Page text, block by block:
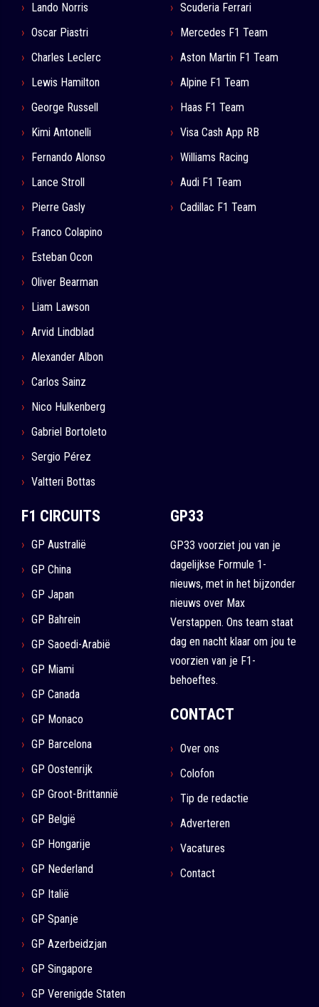
Lando Norris
Oscar Piastri
Charles Leclerc
Lewis Hamilton
George Russell
Kimi Antonelli
Fernando Alonso
Lance Stroll
Pierre Gasly
Franco Colapino
Esteban Ocon
Oliver Bearman
Liam Lawson
Arvid Lindblad
Alexander Albon
Carlos Sainz
Nico Hulkenberg
Gabriel Bortoleto
Sergio Pérez
Valtteri Bottas
Scuderia Ferrari
Mercedes F1 Team
Aston Martin F1 Team
Alpine F1 Team
Haas F1 Team
Visa Cash App RB
Williams Racing
Audi F1 Team
Cadillac F1 Team
F1 CIRCUITS
GP Australië
GP China
GP Japan
GP Bahrein
GP Saoedi-Arabië
GP Miami
GP Canada
GP Monaco
GP Barcelona
GP Oostenrijk
GP Groot-Brittannië
GP België
GP Hongarije
GP Nederland
GP Italië
GP Spanje
GP Azerbeidzjan
GP Singapore
GP Verenigde Staten
GP33
GP33 voorziet jou van je
dagelijkse Formule 1-
nieuws, met in het bijzonder
nieuws over Max
Verstappen. Ons team staat
dag en nacht klaar om jou te
voorzien van je F1-
behoeftes.
CONTACT
Over ons
Colofon
Tip de redactie
Adverteren
Vacatures
Contact